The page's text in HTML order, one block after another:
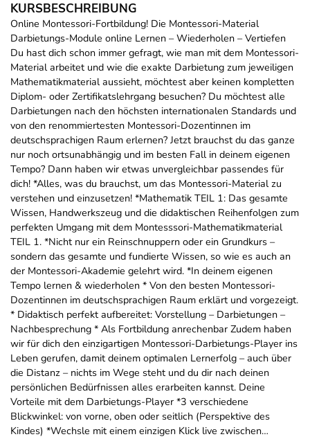
KURSBESCHREIBUNG
Online Montessori-Fortbildung! Die Montessori-Material
Darbietungs-Module online Lernen – Wiederholen – Vertiefen
Du hast dich schon immer gefragt, wie man mit dem Montessori-
Material arbeitet und wie die exakte Darbietung zum jeweiligen
Mathematikmaterial aussieht, möchtest aber keinen kompletten
Diplom- oder Zertifikatslehrgang besuchen? Du möchtest alle
Darbietungen nach den höchsten internationalen Standards und
von den renommiertesten Montessori-Dozentinnen im
deutschsprachigen Raum erlernen? Jetzt brauchst du das ganze
nur noch ortsunabhängig und im besten Fall in deinem eigenen
Tempo? Dann haben wir etwas unvergleichbar passendes für
dich! *Alles, was du brauchst, um das Montessori-Material zu
verstehen und einzusetzen! *Mathematik TEIL 1: Das gesamte
Wissen, Handwerkszeug und die didaktischen Reihenfolgen zum
perfekten Umgang mit dem Montesssori-Mathematikmaterial
TEIL 1. *Nicht nur ein Reinschnuppern oder ein Grundkurs –
sondern das gesamte und fundierte Wissen, so wie es auch an
der Montessori-Akademie gelehrt wird. *In deinem eigenen
Tempo lernen & wiederholen * Von den besten Montessori-
Dozentinnen im deutschsprachigen Raum erklärt und vorgezeigt.
* Didaktisch perfekt aufbereitet: Vorstellung – Darbietungen –
Nachbesprechung * Als Fortbildung anrechenbar Zudem haben
wir für dich den einzigartigen Montessori-Darbietungs-Player ins
Leben gerufen, damit deinem optimalen Lernerfolg – auch über
die Distanz – nichts im Wege steht und du dir nach deinen
persönlichen Bedürfnissen alles erarbeiten kannst. Deine
Vorteile mit dem Darbietungs-Player *3 verschiedene
Blickwinkel: von vorne, oben oder seitlich (Perspektive des
Kindes) *Wechsle mit einem einzigen Klick live zwischen…